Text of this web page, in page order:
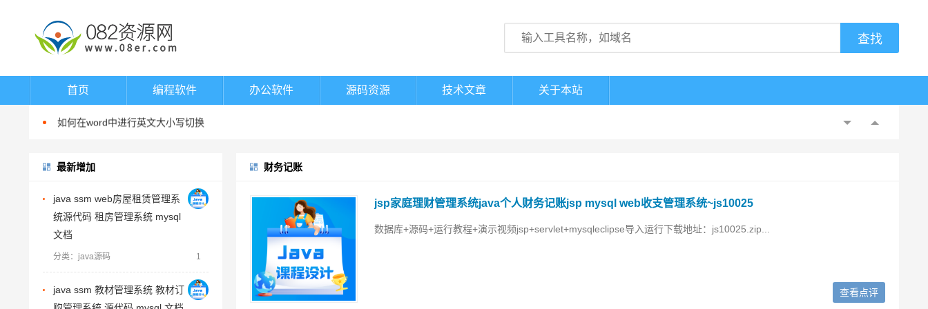
首页 编程软件 办公软件 源码资源 技术文章 关于本站
word填表时如何避免表项向后移动
如何在word中指定位置输入文字
如何在word中渐进式调整字体大小
word填表时如何避免表项向后移动
如何在word中指定位置输入文字
如何在word中进行英文大小写切换
如何在word中渐进式调整字体大小
在word中换行与换段的区别
word填表时如何避免表项向后移动
最新增加
java ssm web房屋租赁管理系
统源代码 租房管理系统 mysql
文档
分类：java源码 1
java ssm 教材管理系统 教材订
财务记账
jsp家庭理财管理系统java个人财务记账jsp mysql web收支管理系统~js10025
数据库+源码+运行教程+演示视频jsp+servlet+mysqleclipse导入运行下载地址：js10025.zip...
查看点评